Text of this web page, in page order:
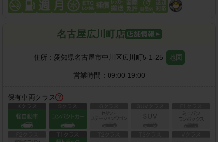
名古屋広川町店
住所： 愛知県名古屋市中川区広川町5-1-25 地図
営業時間： 09:00-19:00
保有車両クラス